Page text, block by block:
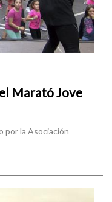
Marató Jove
por la Asociación